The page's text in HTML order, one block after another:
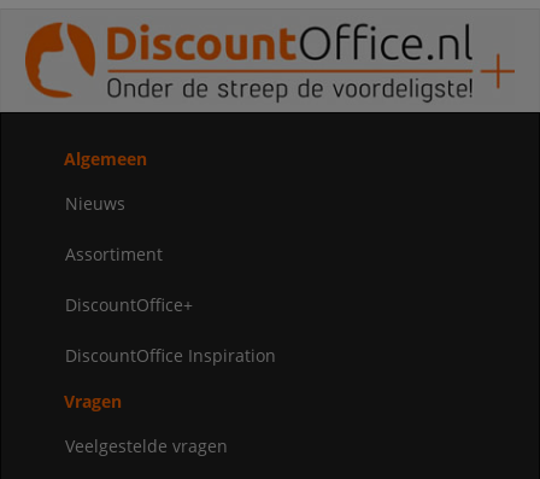
Algemeen
Nieuws
Assortiment
DiscountOffice+
DiscountOffice Inspiration
Vragen
Veelgestelde vragen